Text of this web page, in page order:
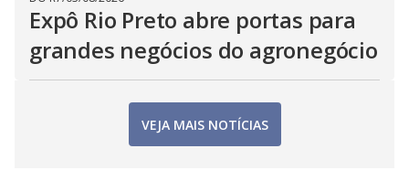
Expô Rio Preto abre portas para
grandes negócios do agronegócio
VEJA MAIS NOTÍCIAS